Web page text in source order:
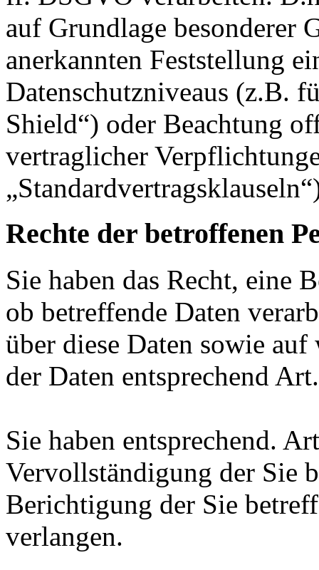
auf Grundlage besonderer
anerkannten Feststellung
Datenschutzniveaus (z.B.
Shield“) oder Beachtung
vertraglicher
Rechte der betroffenen
Sie haben das Recht, eine
ob betreffende Daten
über diese Daten sowie
der Daten entsprechend
Sie haben entsprechend.
Vervollständigung der Sie
Berichtigung der Sie
verlangen.